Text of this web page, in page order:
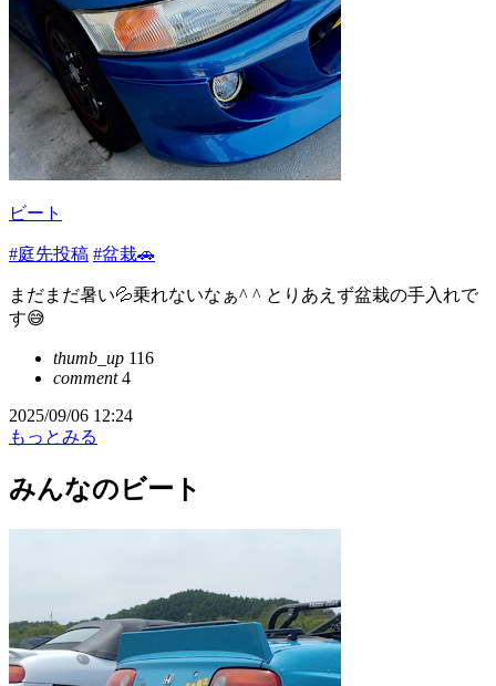
ビート
#庭先投稿 #盆栽🚗
まだまだ暑い💦乗れないなぁ^ ^ とりあえず盆栽の手入れで
す😅
thumb_up 116
comment4
2025/09/06 12:24
もっとみる
みんなのビート